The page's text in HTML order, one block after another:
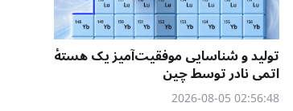
تولید و شناسایی موفقیت‌آمیز یک هستهٔ
اتمی نادر توسط چین
02:56:48 2026-08-05